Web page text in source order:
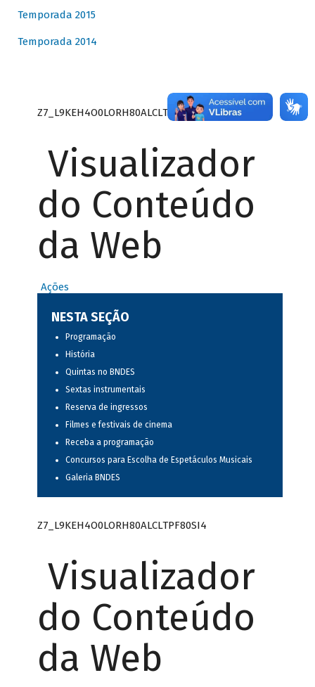
Temporada 2015
Temporada 2014
Z7_L9KEH4O0LORH80ALCLTPF80S27
Visualizador
do Conteúdo
da Web
Ações
NESTA SEÇÃO
Programação
História
Quintas no BNDES
Sextas instrumentais
Reserva de ingressos
Filmes e festivais de cinema
Receba a programação
Concursos para Escolha de Espetáculos Musicais
Galeria BNDES
Z7_L9KEH4O0LORH80ALCLTPF80SI4
Visualizador
do Conteúdo
da Web